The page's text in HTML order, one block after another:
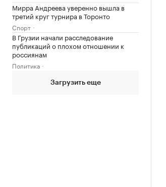
Мирра Андреева уверенно вышла в
третий круг турнира в Торонто
Спорт
В Грузии начали расследование
публикаций о плохом отношении к
россиянам
Политика
Загрузить еще